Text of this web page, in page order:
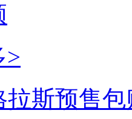
>
拉斯预售